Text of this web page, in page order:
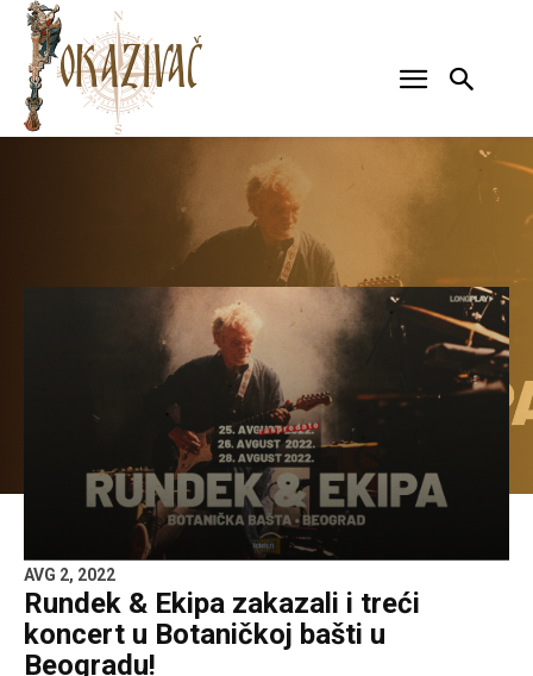
AVG 2, 2022
Rundek & Ekipa zakazali i treći
koncert u Botaničkoj bašti u
Beogradu!